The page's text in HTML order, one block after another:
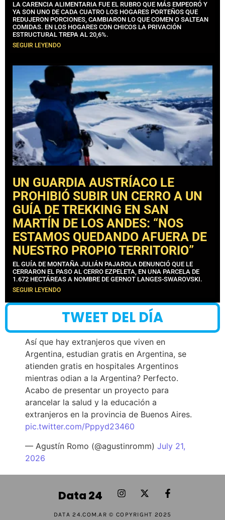
LA CARENCIA ALIMENTARIA FUE EL RUBRO QUE MÁS EMPEORÓ Y
YA SON UNO DE CADA CUATRO LOS HOGARES PORTEÑOS QUE
REDUJERON PORCIONES, CAMBIARON LO QUE COMEN O SALTEAN
COMIDAS. EN LOS HOGARES CON CHICOS LA PRIVACIÓN
ESTRUCTURAL TREPA AL 20,6%.
SEGUIR LEYENDO
UN GUARDIA AUSTRÍACO LE
PROHIBIÓ SUBIR UN CERRO A UN
GUÍA DE TREKKING EN SAN
MARTÍN DE LOS ANDES: “NOS
ESTAMOS QUEDANDO AFUERA DE
NUESTRO PROPIO TERRITORIO”
EL GUÍA DE MONTAÑA JULIÁN PAJAROLA DENUNCIÓ QUE LE
CERRARON EL PASO AL CERRO EZPELETA, EN UNA PARCELA DE
1.672 HECTÁREAS A NOMBRE DE GERNOT LANGES-SWAROVSKI.
SEGUIR LEYENDO
TWEET DEL DÍA
Así que hay extranjeros que viven en
Argentina, estudian gratis en Argentina, se
atienden gratis en hospitales Argentinos
mientras odian a la Argentina? Perfecto.
Acabo de presentar un proyecto para
arancelar la salud y la educación a
extranjeros en la provincia de Buenos Aires.
pic.twitter.com/Pppyd23460
— Agustín Romo (@agustinromm) July 21,
2026
Data 24
DATA 24.COM.AR © COPYRIGHT 2025